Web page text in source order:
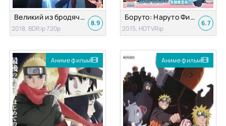
Великий из бродячих псов: Сгнившее яблоко
2018, BDRip 720p
8.9
Боруто: Наруто Фильм
2015, HDTVRip
6.7
Аниме фильм Аниме фильм